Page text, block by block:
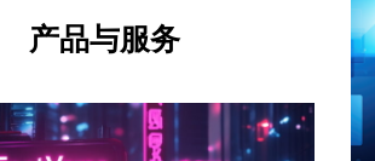
产品与服务